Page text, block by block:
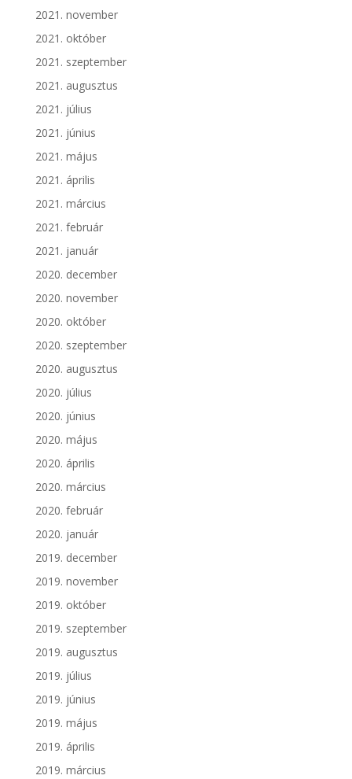
2021. november
2021. október
2021. szeptember
2021. augusztus
2021. július
2021. június
2021. május
2021. április
2021. március
2021. február
2021. január
2020. december
2020. november
2020. október
2020. szeptember
2020. augusztus
2020. július
2020. június
2020. május
2020. április
2020. március
2020. február
2020. január
2019. december
2019. november
2019. október
2019. szeptember
2019. augusztus
2019. július
2019. június
2019. május
2019. április
2019. március